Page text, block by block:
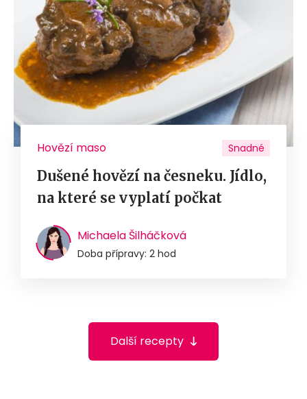
Hovězí maso Snadné
Dušené hovězí na česneku. Jídlo,
na které se vyplatí počkat
Michaela Šilháčková
Doba přípravy: 2 hod
Další recepty